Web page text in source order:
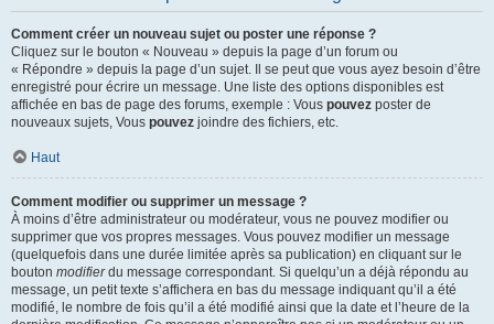
Comment créer un nouveau sujet ou poster une réponse ?
Cliquez sur le bouton « Nouveau » depuis la page d’un forum ou
« Répondre » depuis la page d’un sujet. Il se peut que vous ayez besoin d’être
enregistré pour écrire un message. Une liste des options disponibles est
affichée en bas de page des forums, exemple : Vous pouvez poster de
nouveaux sujets, Vous pouvez joindre des fichiers, etc.
Haut
Comment modifier ou supprimer un message ?
À moins d’être administrateur ou modérateur, vous ne pouvez modifier ou
supprimer que vos propres messages. Vous pouvez modifier un message
(quelquefois dans une durée limitée après sa publication) en cliquant sur le
bouton modifierdu message correspondant. Si quelqu’un a déjà répondu au
message, un petit texte s’affichera en bas du message indiquant qu’il a été
modifié, le nombre de fois qu’il a été modifié ainsi que la date et l’heure de la